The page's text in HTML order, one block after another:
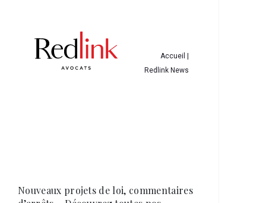
Accueil |
Redlink News
Nouveaux projets de loi, commentaires